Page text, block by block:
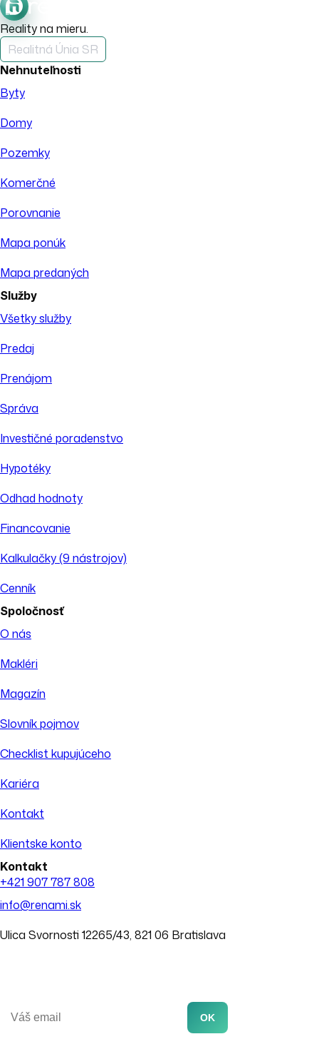
Reality na mieru.
Realitná Únia SR
Nehnuteľnosti
Byty
Domy
Pozemky
Komerčné
Porovnanie
Mapa ponúk
Mapa predaných
Služby
Všetky služby
Predaj
Prenájom
Správa
Investičné poradenstvo
Hypotéky
Odhad hodnoty
Financovanie
Kalkulačky (9 nástrojov)
Cenník
Spoločnosť
O nás
Makléri
Magazín
Slovník pojmov
Checklist kupujúceho
Kariéra
Kontakt
Klientske konto
Kontakt
+421 907 787 808
info@renami.sk
Ulica Svornosti 12265/43, 821 06 Bratislava
E-mail OK